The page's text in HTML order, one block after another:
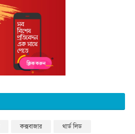
কক্সবাজার
থার্ড লিড